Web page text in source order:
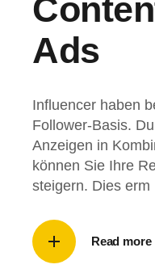
Ads
Influencer haben
Follower-Basis.
Anzeigen in
können Sie Ihre
steigern. Dies erm
Read more